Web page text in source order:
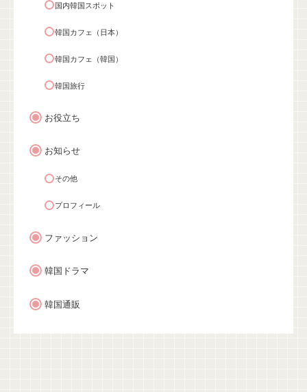
国内韓国スポット
韓国カフェ（日本）
韓国カフェ（韓国）
韓国旅行
お役立ち
お知らせ
その他
プロフィール
ファッション
韓国ドラマ
韓国通販